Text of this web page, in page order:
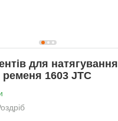
для натягування
ременя 1603 JTC